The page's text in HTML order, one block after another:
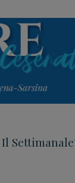
Il Settimanale